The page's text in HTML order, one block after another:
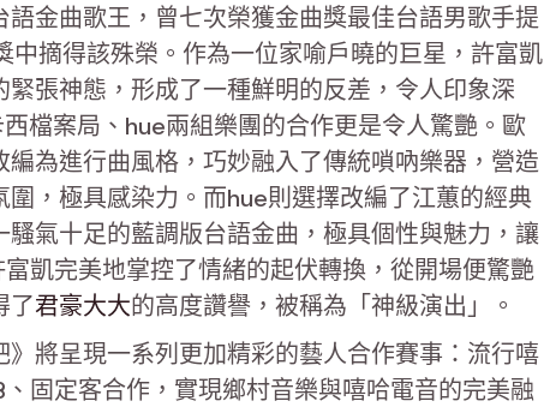
金曲歌王，曾七次榮獲金曲獎最佳台語男歌手提
中摘得該殊榮。作為一位家喻戶曉的巨星，許富凱
緊張神態，形成了一種鮮明的反差，令人印象深
檔案局、hue兩組樂團的合作更是令人驚艷。歐
編為進行曲風格，巧妙融入了傳統嗩吶樂器，營造
圍，極具感染力。而hue則選擇改編了江蕙的經典
騷氣十足的藍調版台語金曲，極具個性與魅力，讓
凱完美地掌控了情緒的起伏轉換，從開場便驚艷
了君豪大大的高度讚譽，被稱為「神級演出」。
將呈現一系列更加精彩的藝人合作賽事：流行嘻
固定客合作，實現鄉村音樂與嘻哈電音的完美融